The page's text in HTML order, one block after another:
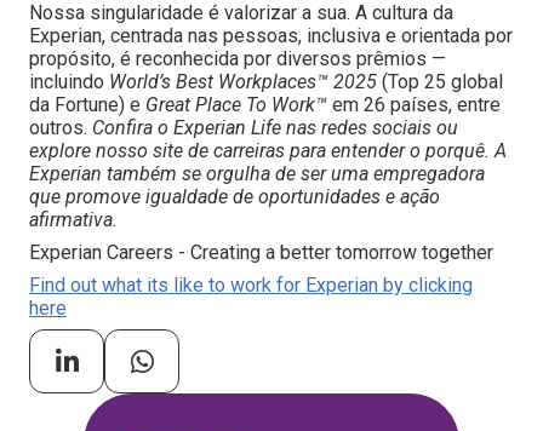
Nossa singularidade é valorizar a sua. A cultura da
Experian, centrada nas pessoas, inclusiva e orientada por
propósito, é reconhecida por diversos prêmios —
incluindo World’s Best Workplaces™ 2025 (Top 25 global
da Fortune) e Great Place To Work™ em 26 países, entre
outros. Confira o Experian Life nas redes sociais ou
explore nosso site de carreiras para entender o porquê. A
Experian também se orgulha de ser uma empregadora
que promove igualdade de oportunidades e ação
afirmativa.
Experian Careers - Creating a better tomorrow together
Find out what its like to work for Experian by clicking
here